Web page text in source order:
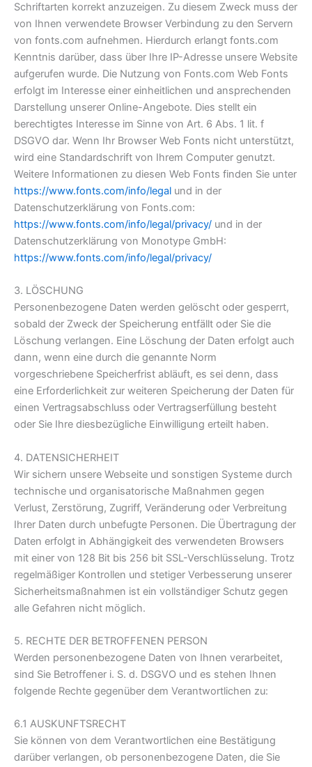
Schriftarten korrekt anzuzeigen. Zu diesem Zweck muss der
von Ihnen verwendete Browser Verbindung zu den Servern
von fonts.com aufnehmen. Hierdurch erlangt fonts.com
Kenntnis darüber, dass über Ihre IP-Adresse unsere Website
aufgerufen wurde. Die Nutzung von Fonts.com Web Fonts
erfolgt im Interesse einer einheitlichen und ansprechenden
Darstellung unserer Online-Angebote. Dies stellt ein
berechtigtes Interesse im Sinne von Art. 6 Abs. 1 lit. f
DSGVO dar. Wenn Ihr Browser Web Fonts nicht unterstützt,
wird eine Standardschrift von Ihrem Computer genutzt.
Weitere Informationen zu diesen Web Fonts finden Sie unter
https://www.fonts.com/info/legal und in der
Datenschutzerklärung von Fonts.com:
https://www.fonts.com/info/legal/privacy/ und in der
Datenschutzerklärung von Monotype GmbH:
https://www.fonts.com/info/legal/privacy/
3. LÖSCHUNG
Personenbezogene Daten werden gelöscht oder gesperrt,
sobald der Zweck der Speicherung entfällt oder Sie die
Löschung verlangen. Eine Löschung der Daten erfolgt auch
dann, wenn eine durch die genannte Norm
vorgeschriebene Speicherfrist abläuft, es sei denn, dass
eine Erforderlichkeit zur weiteren Speicherung der Daten für
einen Vertragsabschluss oder Vertragserfüllung besteht
oder Sie Ihre diesbezügliche Einwilligung erteilt haben.
4. DATENSICHERHEIT
Wir sichern unsere Webseite und sonstigen Systeme durch
technische und organisatorische Maßnahmen gegen
Verlust, Zerstörung, Zugriff, Veränderung oder Verbreitung
Ihrer Daten durch unbefugte Personen. Die Übertragung der
Daten erfolgt in Abhängigkeit des verwendeten Browsers
mit einer von 128 Bit bis 256 bit SSL-Verschlüsselung. Trotz
regelmäßiger Kontrollen und stetiger Verbesserung unserer
Sicherheitsmaßnahmen ist ein vollständiger Schutz gegen
alle Gefahren nicht möglich.
5. RECHTE DER BETROFFENEN PERSON
Werden personenbezogene Daten von Ihnen verarbeitet,
sind Sie Betroffener i. S. d. DSGVO und es stehen Ihnen
folgende Rechte gegenüber dem Verantwortlichen zu:
6.1 AUSKUNFTSRECHT
Sie können von dem Verantwortlichen eine Bestätigung
darüber verlangen, ob personenbezogene Daten, die Sie